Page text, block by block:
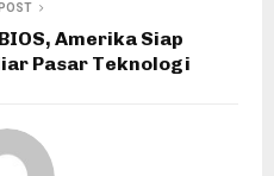
Amerika Siap
Pasar Teknologi